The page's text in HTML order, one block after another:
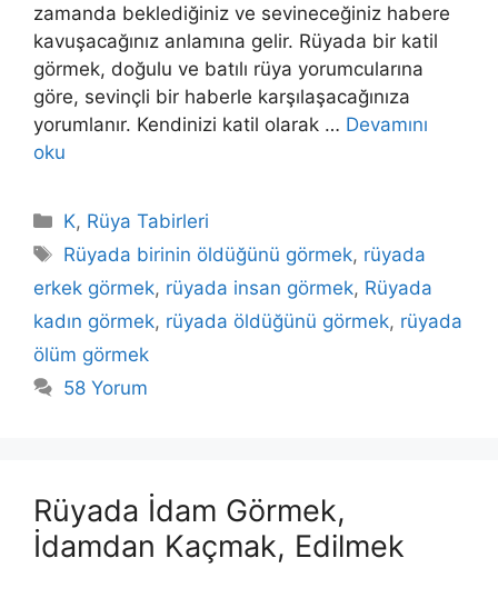
zamanda beklediğiniz ve sevineceğiniz habere
kavuşaca­ğınız anlamına gelir. Rüyada bir katil
görmek, doğulu ve batılı rüya yorumcularına
göre, sevinçli bir haberle karşılaşacağınıza
yorumlanır. Kendinizi katil olarak … Devamını
oku
Kategoriler
K, Rüya Tabirleri
Etiketler
Rüyada birinin öldüğünü görmek, rüyada
erkek görmek, rüyada insan görmek, Rüyada
kadın görmek, rüyada öldüğünü görmek, rüyada
ölüm görmek
58 Yorum
Rüyada İdam Görmek,
İdamdan Kaçmak, Edilmek